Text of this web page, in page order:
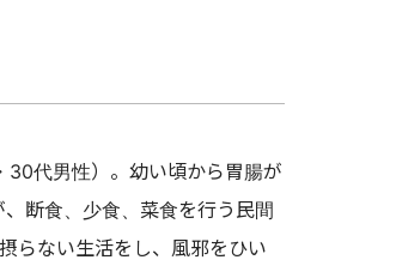
代男性）。幼い頃から胃腸が
断食、少食、菜食を行う民間
らない生活をし、風邪をひい